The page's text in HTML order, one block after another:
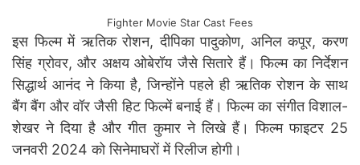
Fighter Movie Star Cast Fees
इस फिल्म में ऋतिक रोशन, दीपिका पादुकोण, अनिल कपूर, करण
सिंह ग्रोवर, और अक्षय ओबेरॉय जैसे सितारे हैं। फिल्म का निर्देशन
सिद्धार्थ आनंद ने किया है, जिन्होंने पहले ही ऋतिक रोशन के साथ
बैंग बैंग और वॉर जैसी हिट फिल्में बनाई हैं। फिल्म का संगीत विशाल-
शेखर ने दिया है और गीत कुमार ने लिखे हैं। फिल्म फाइटर 25
जनवरी 2024 को सिनेमाघरों में रिलीज होगी।